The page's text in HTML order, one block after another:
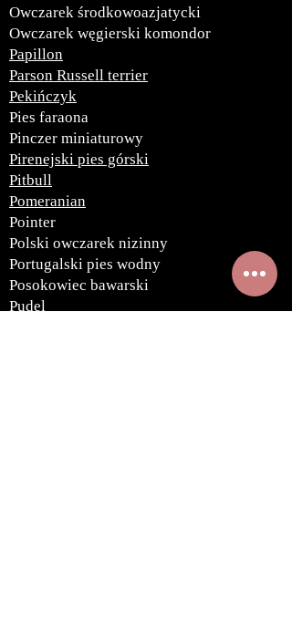
Owczarek środkowoazjatycki
Owczarek węgierski komondor
Papillon
Parson Russell terrier
Pekińczyk
Pies faraona
Pinczer miniaturowy
Pirenejski pies górski
Pitbull
Pomeranian
Pointer
Polski owczarek nizinny
Portugalski pies wodny
Posokowiec bawarski
Pudel